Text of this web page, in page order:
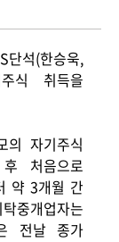
석(한승욱,
식 취득을
의 자기주식
처음으로
약 3개월 간
중개업자는
전날 종가